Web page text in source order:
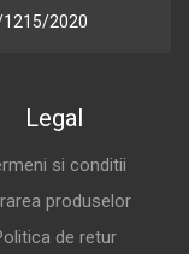
1215/2020
Legal
si conditii
produselor
de retur